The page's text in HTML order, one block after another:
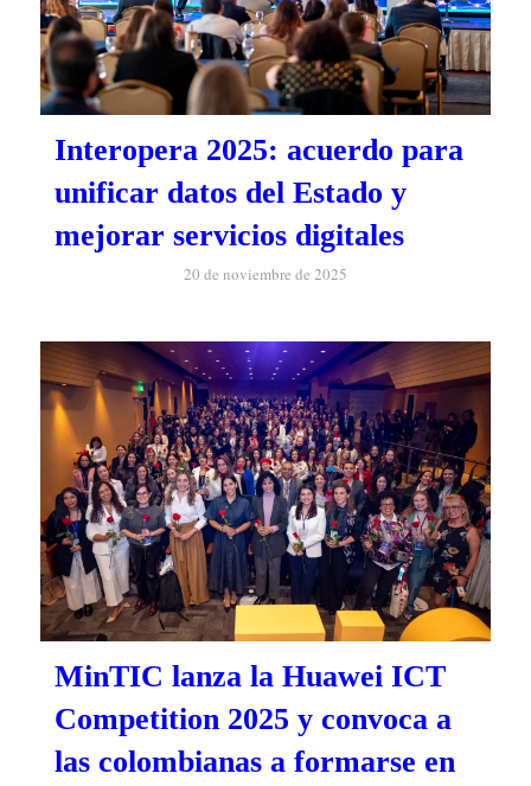
Interopera 2025: acuerdo para
unificar datos del Estado y
mejorar servicios digitales
20 de noviembre de 2025
MinTIC lanza la Huawei ICT
Competition 2025 y convoca a
las colombianas a formarse en